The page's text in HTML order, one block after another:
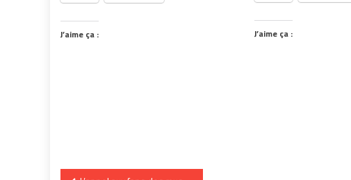
J’aime ça : J’aime ça :